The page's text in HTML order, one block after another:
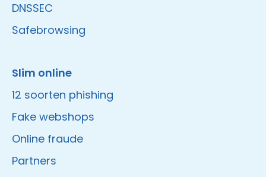
DNSSEC
Safebrowsing
Slim online
12 soorten phishing
Fake webshops
Online fraude
Partners